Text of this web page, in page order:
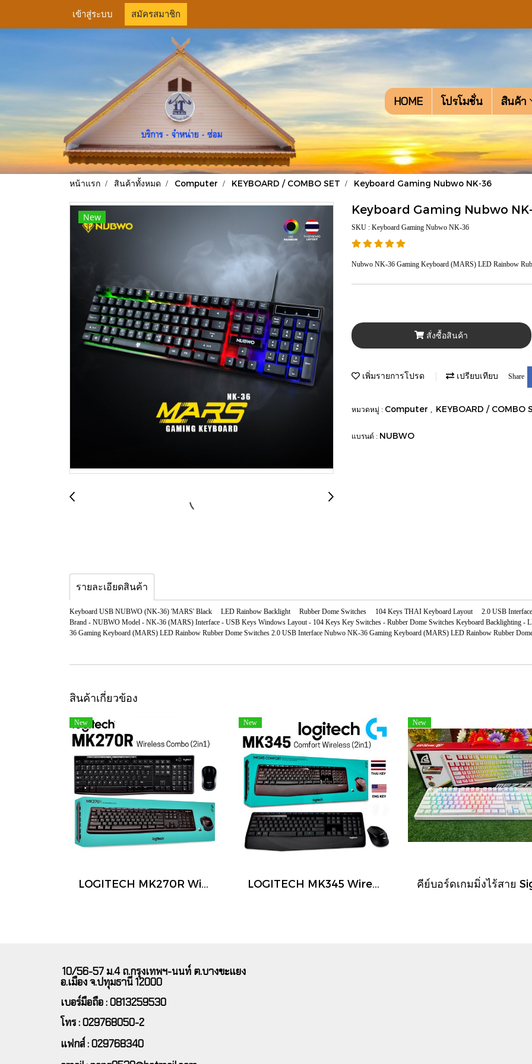
เข้าสู่ระบบ สมัครสมาชิก
HOME โปรโมชั่น สินค้า
หน้าแรก สินค้าทั้งหมด Computer KEYBOARD / COMBO SET Keyboard Gaming Nubwo NK-36
New
Keyboard Gaming Nubwo
SKU : Keyboard Gaming Nubwo NK-36
Nubwo NK-36 Gaming Keyboard (MARS) LED Rainbow
สั่งซื้อสินค้า
เพิ่มรายการโปรด เปรียบเทียบ Share
หมวดหมู่ : Computer KEYBOARD / COMBO
แบรนด์ : NUBWO
รายละเอียดสินค้า
Keyboard USB NUBWO (NK-36) 'MARS' Black LED Rainbow Backlight Rubber Dome Switches 104 Keys THAI Keyboard Layout 2.0 USB
Brand - NUBWO Model - NK-36 (MARS) Interface - USB Keys Windows Layout - 104 Keys Key Switches - Rubber Dome Switches Keyboard Backlighting -
36 Gaming Keyboard (MARS) LED Rainbow Rubber Dome Switches 2.0 USB Interface Nubwo NK-36 Gaming Keyboard (MARS) LED Rainbow Rubber
สินค้าเกี่ยวข้อง
New New New
10/56-57 ม.4 ถ.กรุงเทพฯ-นนท์ ต.บางขะแยง
อ.เมือง จ.ปทุมธานี 12000
เบอร์มือถือ : 0813259530
โทร : 029768050-2
แฟกส์ : 029768340